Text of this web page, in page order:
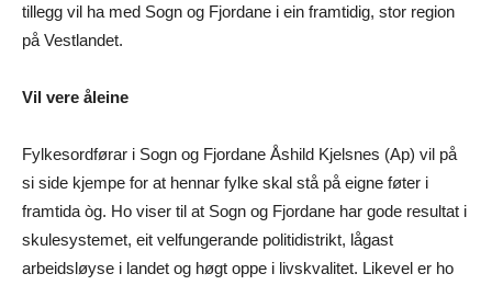
tillegg vil ha med Sogn og Fjordane i ein framtidig, stor region
på Vestlandet.
Vil vere åleine
Fylkesordførar i Sogn og Fjordane Åshild Kjelsnes (Ap) vil på
si side kjempe for at hennar fylke skal stå på eigne føter i
framtida òg. Ho viser til at Sogn og Fjordane har gode resultat i
skulesystemet, eit velfungerande politidistrikt, lågast
arbeidsløyse i landet og høgt oppe i livskvalitet. Likevel er ho